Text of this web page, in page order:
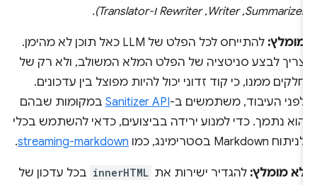
Summarizer,‏ Writer,‏ Rewriter ו-Translator).
מומלץ:
להתייחס לכל הפלט של LLM כאל תוכן לא מהימן.
צריך לבצע סניטציה של הפלט המלא המשולב, ולא רק של
חלקים ממנו, כי קוד זדוני יכול להיות מפוצל בין עדכונים.
לפני העיבוד, משתמשים ב-Sanitizer APIבמקומות שבהם
הוא נתמך. כדי למנוע ירידה בביצועים, כדאי להשתמש בכלי
לניתוח Markdown בסטרימינג, כמו
streaming-markdown
.
לא מומלץ:להגדיר ישירות את innerHTML בכל עדכון של